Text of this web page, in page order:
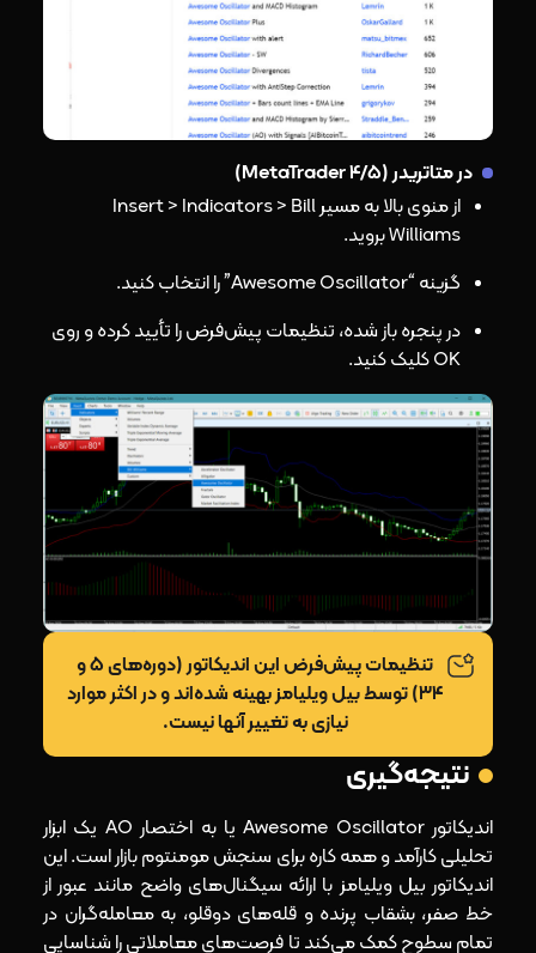
در متاتریدر (MetaTrader 4/5)
از منوی بالا به مسیر Insert > Indicators > Bill
Williams بروید.
گزینه “Awesome Oscillator” را انتخاب کنید.
در پنجره باز شده، تنظیمات پیش‌فرض را تأیید کرده و روی
OK کلیک کنید.
تنظیمات پیش‌فرض این اندیکاتور (دوره‌های ۵ و
۳۴) توسط بیل ویلیامز بهینه شده‌اند و در اکثر موارد
نیازی به تغییر آنها نیست.
نتیجه‌گیری
اندیکاتور Awesome Oscillator یا به اختصار AO یک ابزار
تحلیلی کارآمد و همه‌ کاره برای سنجش مومنتوم بازار است. این
اندیکاتور بیل ویلیامز با ارائه سیگنال‌های واضح مانند عبور از
خط صفر، بشقاب پرنده و قله‌های دوقلو، به معامله‌گران در
تمام سطوح کمک می‌کند تا فرصت‌های معاملاتی را شناسایی